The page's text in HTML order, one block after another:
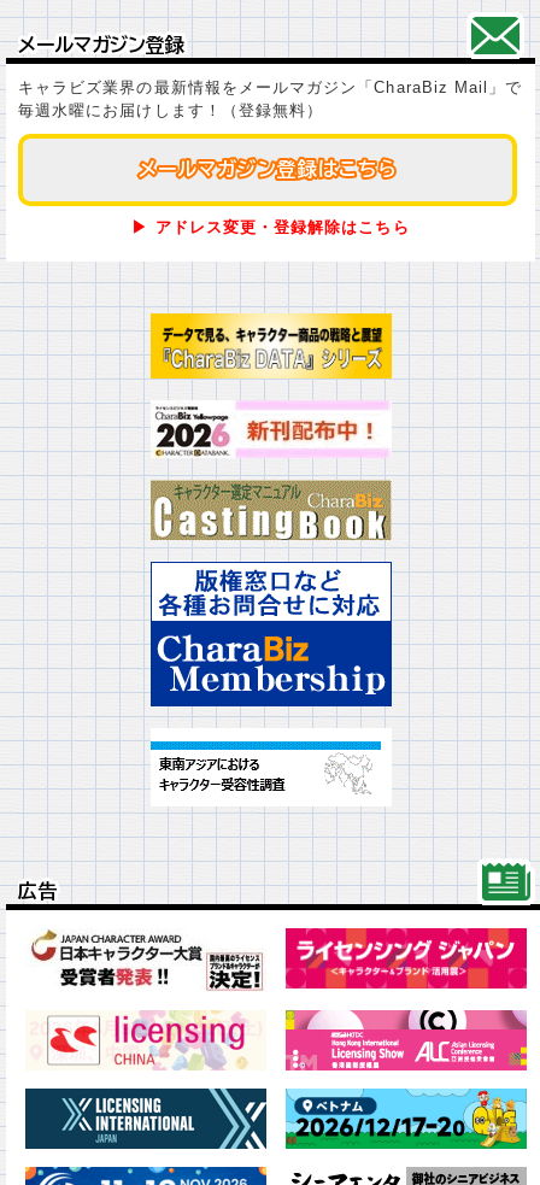
メールマガジン登録
メールマガジン登録
キャラビズ業界の最新情報をメールマガジン「CharaBiz Mail」で
毎週水曜にお届けします！（登録無料）
メールマガジン登録はこちら
メールマガジン登録はこちら
▶ アドレス変更・登録解除はこちら
広告
広告